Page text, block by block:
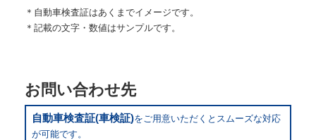
自動車検査証はあくまでイメージです。
記載の文字・数値はサンプルです。
お問い合わせ先
自動車検査証(車検証)をご用意いただくとスムーズな対応
が可能です。